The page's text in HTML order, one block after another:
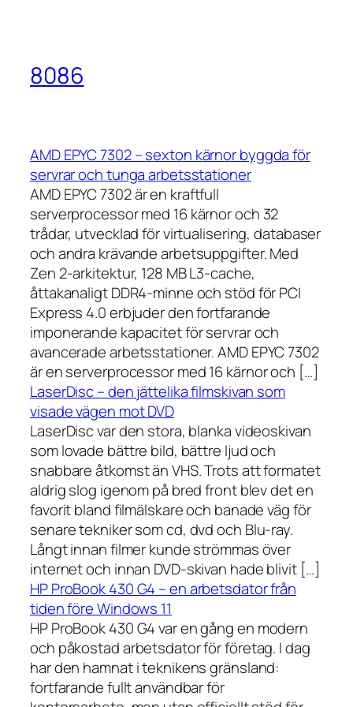
8086
AMD EPYC 7302 – sexton kärnor byggda för
servrar och tunga arbetsstationer
AMD EPYC 7302 är en kraftfull
serverprocessor med 16 kärnor och 32
trådar, utvecklad för virtualisering, databaser
och andra krävande arbetsuppgifter. Med
Zen 2-arkitektur, 128 MB L3-cache,
åttakanaligt DDR4-minne och stöd för PCI
Express 4.0 erbjuder den fortfarande
imponerande kapacitet för servrar och
avancerade arbetsstationer. AMD EPYC 7302
är en serverprocessor med 16 kärnor och […]
LaserDisc – den jättelika filmskivan som
visade vägen mot DVD
LaserDisc var den stora, blanka videoskivan
som lovade bättre bild, bättre ljud och
snabbare åtkomst än VHS. Trots att formatet
aldrig slog igenom på bred front blev det en
favorit bland filmälskare och banade väg för
senare tekniker som cd, dvd och Blu-ray.
Långt innan filmer kunde strömmas över
internet och innan DVD-skivan hade blivit […]
HP ProBook 430 G4 – en arbetsdator från
tiden före Windows 11
HP ProBook 430 G4 var en gång en modern
och påkostad arbetsdator för företag. I dag
har den hamnat i teknikens gränsland:
fortfarande fullt användbar för